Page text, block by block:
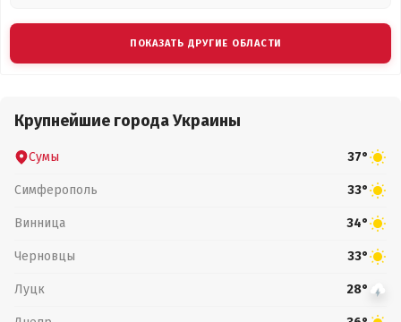
ПОКАЗАТЬ ДРУГИЕ ОБЛАСТИ
Крупнейшие города Украины
Сумы 37°
Симферополь 33°
Винница 34°
Черновцы 33°
Луцк 28°